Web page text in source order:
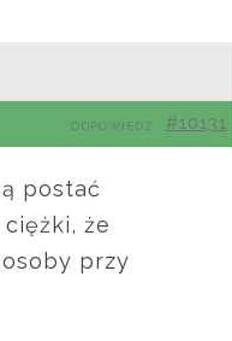
#10131
ODPOWIEDZ
postać
że
przy